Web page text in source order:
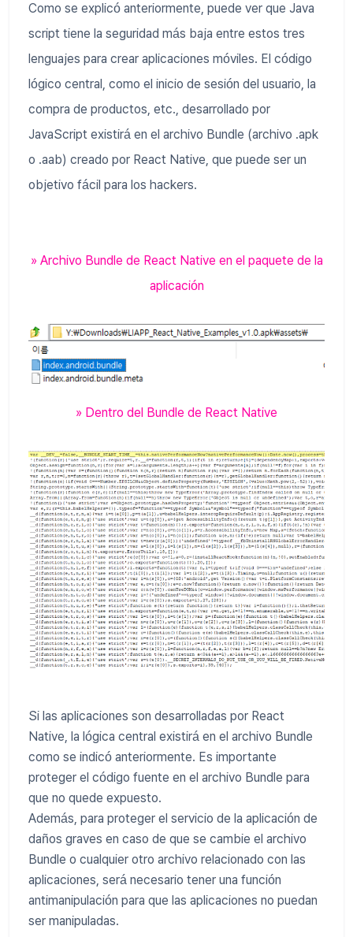
Como se explicó anteriormente, puede ver que Java
script tiene la seguridad más baja entre estos tres
lenguajes para crear aplicaciones móviles. El código
lógico central, como el inicio de sesión del usuario, la
compra de productos, etc., desarrollado por
JavaScript existirá en el archivo Bundle (archivo .apk
o .aab) creado por React Native, que puede ser un
objetivo fácil para los hackers.
» Archivo Bundle de React Native en el paquete de la
aplicación
» Dentro del Bundle de React Native
Si las aplicaciones son desarrolladas por React
Native, la lógica central existirá en el archivo Bundle
como se indicó anteriormente. Es importante
proteger el código fuente en el archivo Bundle para
que no quede expuesto.
Además, para proteger el servicio de la aplicación de
daños graves en caso de que se cambie el archivo
Bundle o cualquier otro archivo relacionado con las
aplicaciones, será necesario tener una función
antimanipulación para que las aplicaciones no puedan
ser manipuladas.